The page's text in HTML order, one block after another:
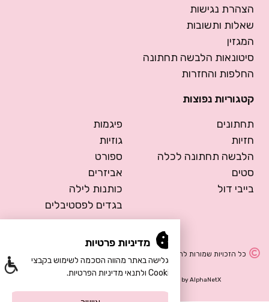
הצהרת נגישות
שאלות ותשובות
המגזין
סיטונאות הלבשה תחתונה
החלפות והחזרות
קטגוריות נפוצות
תחתונים
חזיות
הלבשה תחתונה לכלה
סטים
בייבי דול
פיגמות
גוזיות
ספורט
אביזרים
כותנות לילה
בגדים לפסטיבלים
כל הזכויות שמורות להרמוסה – הלבשה תחתונה
Development byAlphaNetX
מדיניות פרטיות
הגלישה באתר מהווה הסכמה לשימוש בקבצי
Cookie ולתנאי מדיניות הפרטיות.